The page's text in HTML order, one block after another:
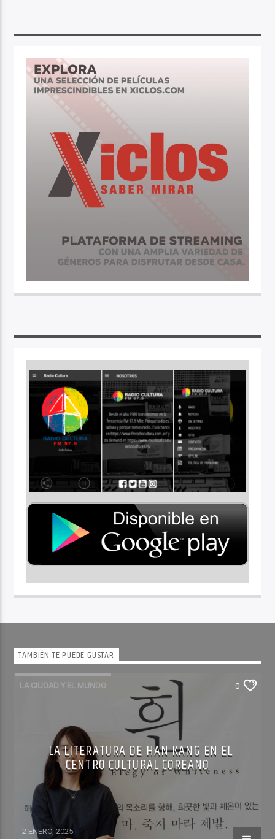
TAMBIÉN TE PUEDE GUSTAR
LA CIUDAD Y EL MUNDO 0
LA LITERATURA DE HAN KANG EN EL
CENTRO CULTURAL COREANO
2 ENERO, 2025